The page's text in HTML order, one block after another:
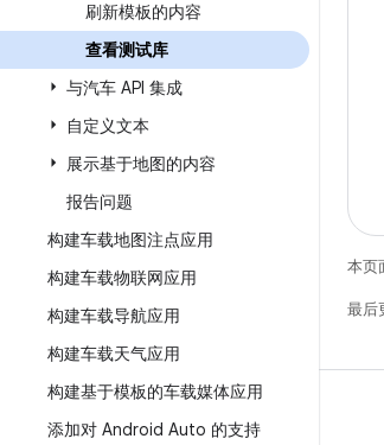
刷新模板的内容
查看测试库
与汽车 API 集成
自定义文本
展示基于地图的内容
报告问题
构建车载地图注点应用
构建车载物联网应用
构建车载导航应用
构建车载天气应用
构建基于模板的车载媒体应用
添加对 Android Auto 的支持
本页
最后